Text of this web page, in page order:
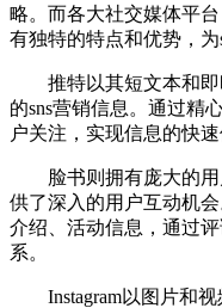
略。而各大社交媒体平
有独特的特点和优势，为
推特以其短文本和即
的sns营销信息。通过精
户关注，实现信息的快速
脸书则拥有庞大的用
供了深入的用户互动机
介绍、活动信息，通过
系。
Instagram以图片和视